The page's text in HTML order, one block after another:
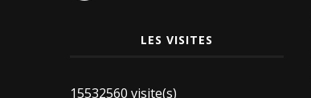
LES VISITES
15532560 visite(s)